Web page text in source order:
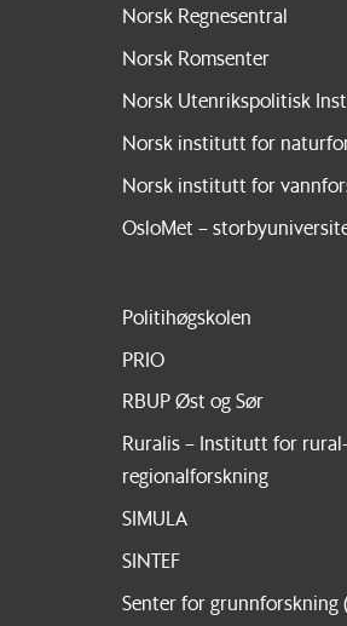
Norsk Regnesentral
Norsk Romsenter
Norsk Utenrikspolitisk
Norsk institutt for
Norsk institutt for
OsloMet –
Politihøgskolen
PRIO
RBUP Øst og Sør
Ruralis – Institutt for
regionalforskning
SIMULA
SINTEF
Senter for grunnforskning